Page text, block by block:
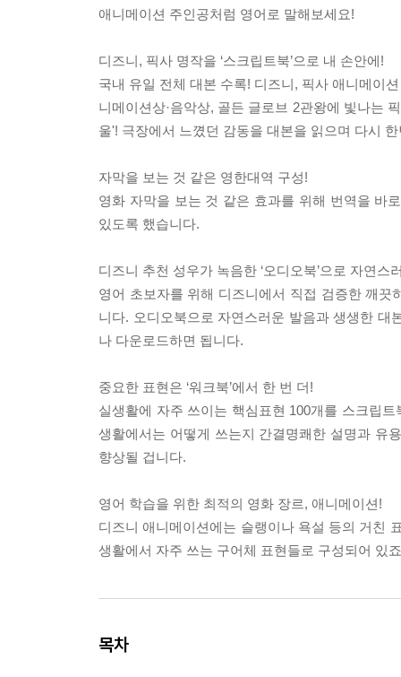
애니메이션 주인공처럼 영어로 말해보세요!
디즈니, 픽사 명작을 ‘스크립트북’으로 내 손안에!
국내 유일 전체 대본 수록! 디즈니, 픽사 애니메이
니메이션상·음악상, 골든 글로브 2관왕에 빛나는
울'! 극장에서 느꼈던 감동을 대본을 읽으며 다시
자막을 보는 것 같은 영한대역 구성!
영화 자막을 보는 것 같은 효과를 위해 번역을 바
있도록 했습니다.
디즈니 추천 성우가 녹음한 ‘오디오북’으로 자연스
영어 초보자를 위해 디즈니에서 직접 검증한 깨
니다. 오디오북으로 자연스러운 발음과 생생한
나 다운로드하면 됩니다.
중요한 표현은 ‘워크북’에서 한 번 더!
실생활에 자주 쓰이는 핵심표현 100개를 스크립
생활에서는 어떻게 쓰는지 간결명쾌한 설명과 유
향상될 겁니다.
영어 학습을 위한 최적의 영화 장르, 애니메이션!
디즈니 애니메이션에는 슬랭이나 욕설 등의 거친
생활에서 자주 쓰는 구어체 표현들로 구성되어 있
목차